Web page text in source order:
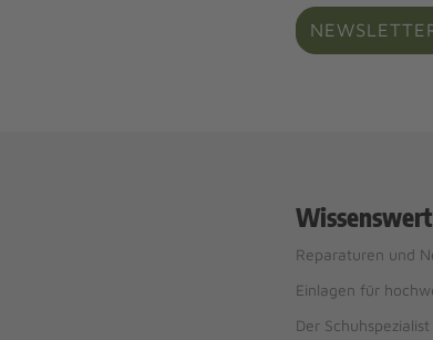
Reparaturen und
Einlagen für
Der Schuhspezialist